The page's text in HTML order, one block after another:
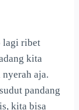
lagi ribet
kita
aja.
pandang
kita bisa